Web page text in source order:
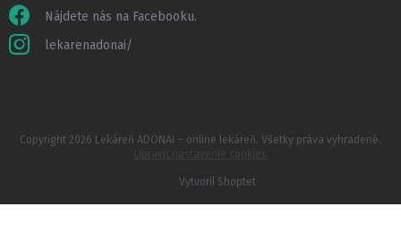
Nájdete nás na Facebooku.
lekarenadonai/
Vytvoril Shoptet
Copyright 2026 Lekáreň ADONAI – online lekáreň. Všetky práva vyhradené.
Upraviť nastavenie cookies